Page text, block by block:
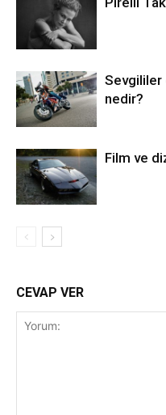
Sevgililer
nedir?
Film ve
CEVAP VER